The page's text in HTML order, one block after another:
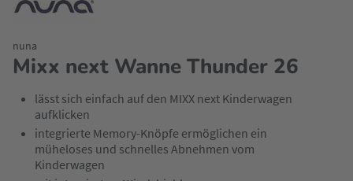
Mixx next Wanne Thunder 26
nuna
lässt sich einfach auf den MIXX next Kinderwagen
aufklicken
integrierte Memory-Knöpfe ermöglichen ein
müheloses und schnelles Abnehmen vom
Kinderwagen